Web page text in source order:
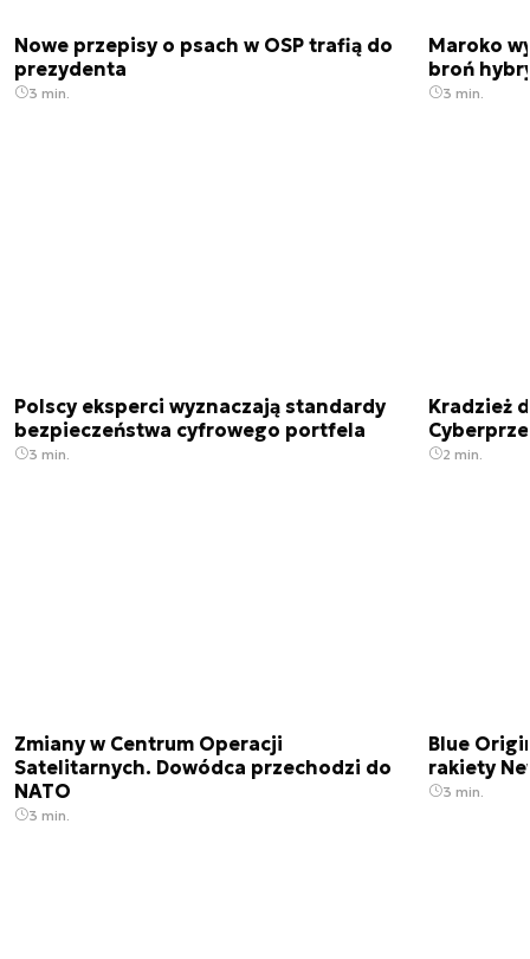
Nowe przepisy o psach w OSP trafią do
prezydenta
3 min.
Maroko
broń
3 min.
Polscy eksperci wyznaczają standardy
bezpieczeństwa cyfrowego portfela
3 min.
Kradzież
2 min.
Zmiany w Centrum Operacji
Satelitarnych. Dowódca przechodzi do
NATO
3 min.
Blue
rakiety
3 min.